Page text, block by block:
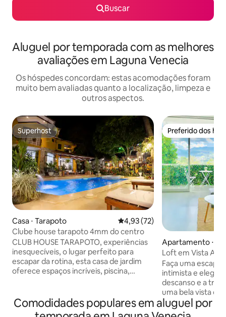
Buscar
Aluguel por temporada com as melhores
avaliações em Laguna Venecia
Os hóspedes concordam: estas acomodações foram
muito bem avaliadas quanto a localização, limpeza e
outros aspectos.
Superhost
Superhost
Casa ⋅ Tarapoto 4,93 de uma avaliação média
4,93 (72)
Clube house tarapoto 4mm do centro
CLUB HOUSE TARAPOTO, experiências
inesquecíveis, o lugar perfeito para
escapar da rotina, esta casa de jardim
oferece espaços incríveis, piscina,
mais, a história continua dentro, com
uma grande cozinha, sala de jantar e sala
Preferido dos
Preferido dos
Apartamento ⋅
Loft em Vista
Faça uma
intimista e
descanso e a
uma bela vista do
espaços
reconectar. A apenas 5 minutos do
Comodidades populares em aluguel por